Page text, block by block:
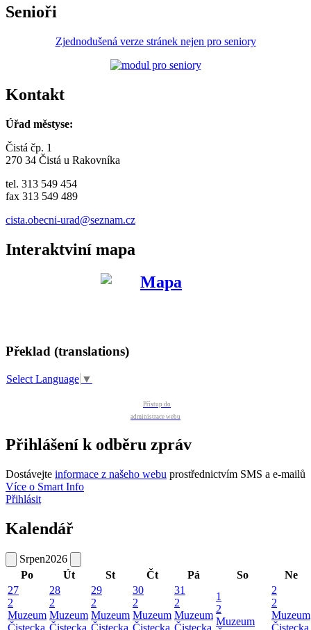
Senioři
Zjednodušená verze stránek nejen pro seniory
Kontakt
Úřad městyse:
Čistá čp. 1
270 34 Čistá u Rakovníka
tel. 313 549 454
fax 313 549 489
cista.obecni-urad@seznam.cz
Interaktviní mapa
Překlad (translations)
Select Language ▼
Přístup do
administrace webu
Přihlášení k odběru zpráv
Dostávejte informace z našeho webu prostřednictvím SMS a e-mailů
Více o Smart Info
Přihlásit
Kalendář
Srpen2026
Po
Út St Čt Pá So
Ne
27
2
Muzeum
Čistecka
28
2
Muzeum
Čistecka
29
2
Muzeum
Čistecka
30
2
Muzeum
Čistecka
31
2
Muzeum
Čistecka
1
2
Muzeum
2
2
Muzeum
Čistecka